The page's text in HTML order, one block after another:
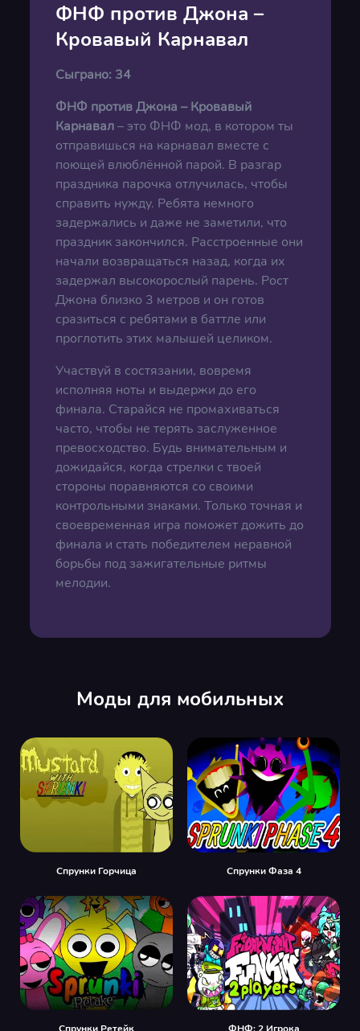
ФНФ против Джона –
Кровавый Карнавал
Сыграно: 34
ФНФ против Джона – Кровавый
Карнавал– это ФНФ мод, в котором ты
отправишься на карнавал вместе с
поющей влюблённой парой. В разгар
праздника парочка отлучилась, чтобы
справить нужду. Ребята немного
задержались и даже не заметили, что
праздник закончился. Расстроенные они
начали возвращаться назад, когда их
задержал высокорослый парень. Рост
Джона близко 3 метров и он готов
сразиться с ребятами в баттле или
проглотить этих малышей целиком.
Участвуй в состязании, вовремя
исполняя ноты и выдержи до его
финала. Старайся не промахиваться
часто, чтобы не терять заслуженное
превосходство. Будь внимательным и
дожидайся, когда стрелки с твоей
стороны поравняются со своими
контрольными знаками. Только точная и
своевременная игра поможет дожить до
финала и стать победителем неравной
борьбы под зажигательные ритмы
мелодии.
Моды для мобильных
Спрунки Горчица Спрунки Фаза 4